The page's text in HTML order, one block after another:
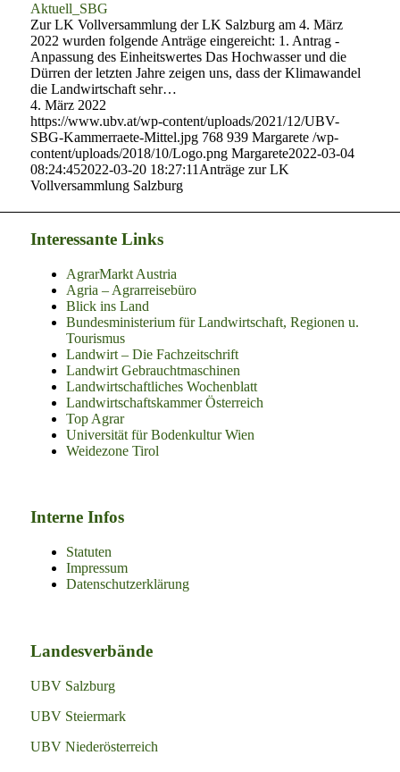
Aktuell_SBG
Zur LK Vollversammlung der LK Salzburg am 4. März
2022 wurden folgende Anträge eingereicht: 1. Antrag -
Anpassung des Einheitswertes Das Hochwasser und die
Dürren der letzten Jahre zeigen uns, dass der Klimawandel
die Landwirtschaft sehr…
4. März 2022
https://www.ubv.at/wp-content/uploads/2021/12/UBV-
SBG-Kammerraete-Mittel.jpg 768 939 Margarete /wp-
content/uploads/2018/10/Logo.png Margarete2022-03-04
08:24:452022-03-20 18:27:11 Anträge zur LK
Vollversammlung Salzburg
Interessante Links
AgrarMarkt Austria
Agria – Agrarreisebüro
Blick ins Land
Bundesministerium für Landwirtschaft, Regionen u.
Tourismus
Landwirt – Die Fachzeitschrift
Landwirt Gebrauchtmaschinen
Landwirtschaftliches Wochenblatt
Landwirtschaftskammer Österreich
Top Agrar
Universität für Bodenkultur Wien
Weidezone Tirol
Interne Infos
Statuten
Impressum
Datenschutzerklärung
Landesverbände
UBV Salzburg
UBV Steiermark
UBV Niederösterreich